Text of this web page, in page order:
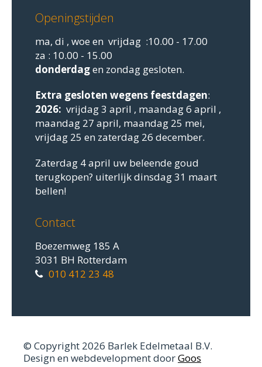
Openingstijden
ma, di , woe en vrijdag :10.00 - 17.00
za : 10.00 - 15.00
donderdagen zondag gesloten.
Extra gesloten wegens feestdagen:
2026: vrijdag 3 april , maandag 6 april ,
maandag 27 april, maandag 25 mei,
vrijdag 25 en zaterdag 26 december.
Zaterdag 4 april uw beleende goud
terugkopen? uiterlijk dinsdag 31 maart
bellen!
Contact
Boezemweg 185 A
3031 BH Rotterdam
010 412 23 48
© Copyright 2026 Barlek Edelmetaal B.V.
Design en webdevelopment doorGoos